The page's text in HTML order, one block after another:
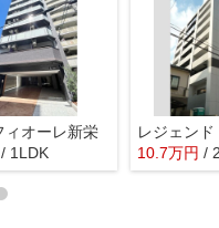
ィオーレ新栄
/ 1LDK
レジェンド
10.7万円 /